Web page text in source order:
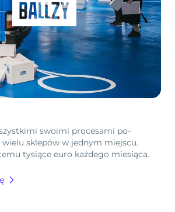
swoimi procesami po-
sklepów w jednym miejscu.
tysiące euro każdego miesiąca.